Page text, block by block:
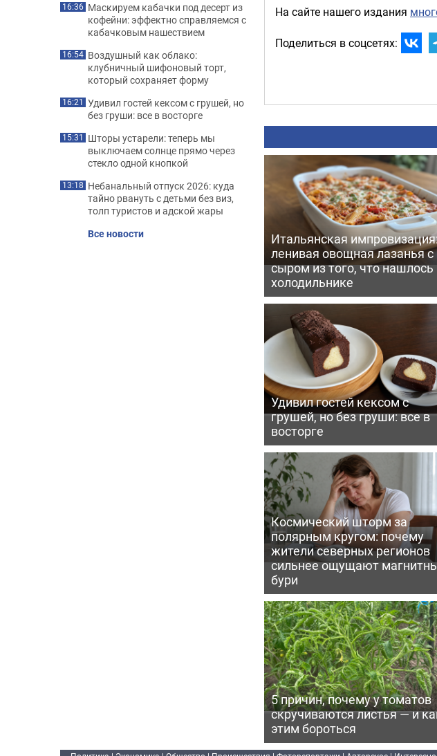
На сайте нашего издания
Поделиться в соцсетях:
Итальянская
ленивая овощная лазанья с
сыром из того, что нашлось
холодильнике
Удивил гостей кексом с
грушей, но без груши: все в
восторге
Космический шторм за
полярным кругом: почему
жители северных регионов
сильнее ощущают
бури
5 причин, почему у томатов
скручиваются листья — и
этим бороться
16:36 Маскируем кабачки под десерт из
кофейни: эффектно справляемся с
кабачковым нашествием
16:54 Воздушный как облако:
клубничный шифоновый торт,
который сохраняет форму
16:21 Удивил гостей кексом с грушей, но
без груши: все в восторге
15:31 Шторы устарели: теперь мы
выключаем солнце прямо через
стекло одной кнопкой
13:18 Небанальный отпуск 2026: куда
тайно рвануть с детьми без виз,
толп туристов и адской жары
Все новости